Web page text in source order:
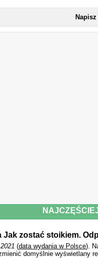
Jak zostać stoikiem.
(data wydania w Polsce).
domyślnie wyświetlany